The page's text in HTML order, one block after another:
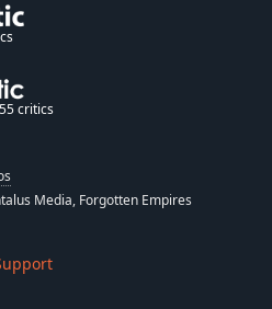
critics
Media, Forgotten Empires